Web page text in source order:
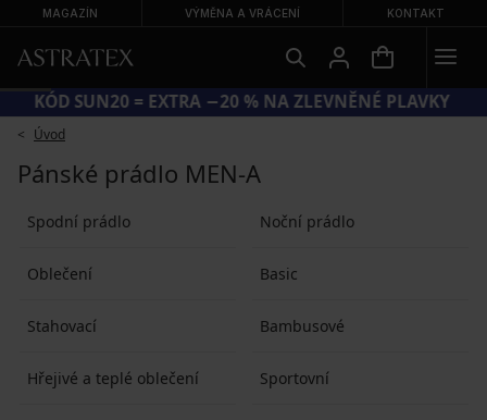
MAGAZÍN VÝMĚNA A VRÁCENÍ KONTAKT
KÓD SUN20 = EXTRA −20 % NA ZLEVNĚNÉ PLAVKY
Úvod
Pánské prádlo MEN-A
Spodní prádlo Noční prádlo
Oblečení Basic
Stahovací Bambusové
Hřejivé a teplé oblečení Sportovní